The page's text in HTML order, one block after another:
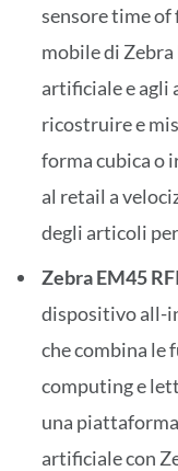
sensore time
mobile di
artificiale e
ricostruire e
forma cubica o
al retail a
degli articoli
Zebra EM45
dispositivo all-
che combina le
computing e
una
artificiale con